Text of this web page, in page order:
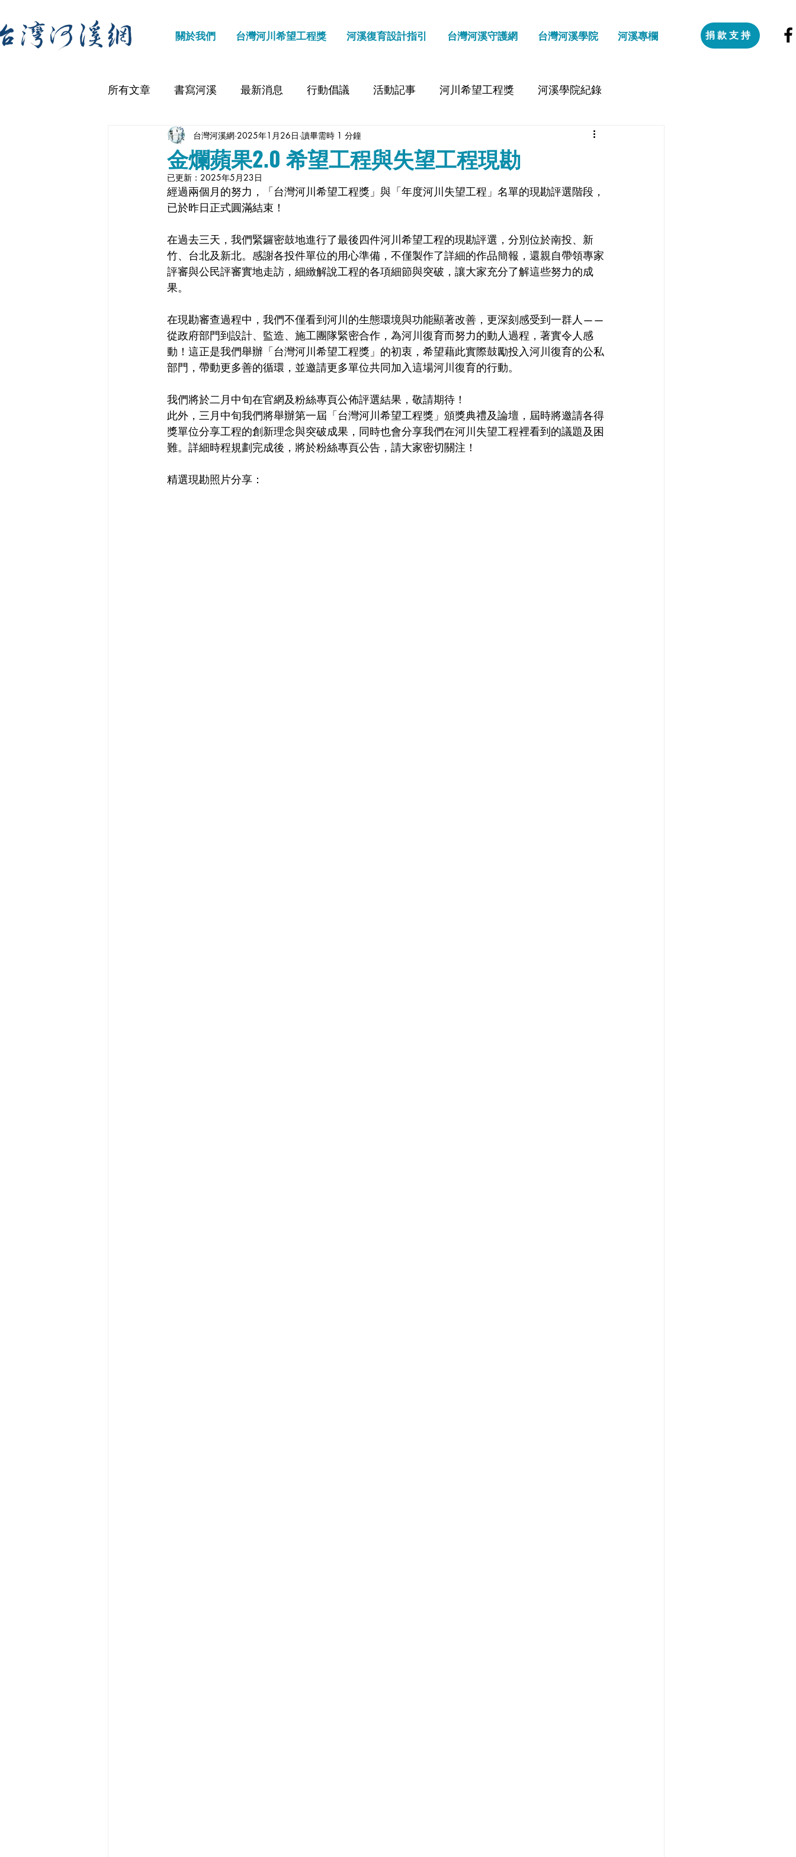
關於我們 台灣河川希望工程獎 河溪復育設計指引 台灣河溪守護網 台灣河溪學院 河溪專欄 捐款支持
所有文章 書寫河溪 最新消息 行動倡議 活動記事 河川希望工程獎 河溪學院紀錄
金爛蘋果2.0 希望工程與失望工程現勘
台灣河溪網 2025年1月26日 讀畢需時 1 分鐘
已更新： 2025年5月23日
經過兩個月的努力，「台灣河川希望工程獎」與「年度河川失望工程」名單的現勘評選階段，
已於昨日正式圓滿結束！
在過去三天，我們緊鑼密鼓地進行了最後四件河川希望工程的現勘評選，分別位於南投、新
竹、台北及新北。感謝各投件單位的用心準備，不僅製作了詳細的作品簡報，還親自帶領專家
評審與公民評審實地走訪，細緻解說工程的各項細節與突破，讓大家充分了解這些努力的成
果。
在現勘審查過程中，我們不僅看到河川的生態環境與功能顯著改善，更深刻感受到一群人——
從政府部門到設計、監造、施工團隊緊密合作，為河川復育而努力的動人過程，著實令人感
動！這正是我們舉辦「台灣河川希望工程獎」的初衷，希望藉此實際鼓勵投入河川復育的公私
部門，帶動更多善的循環，並邀請更多單位共同加入這場河川復育的行動。
我們將於二月中旬在官網及粉絲專頁公佈評選結果，敬請期待！
此外，三月中旬我們將舉辦第一屆「台灣河川希望工程獎」頒獎典禮及論壇，屆時將邀請各得
獎單位分享工程的創新理念與突破成果，同時也會分享我們在河川失望工程裡看到的議題及困
難。詳細時程規劃完成後，將於粉絲專頁公告，請大家密切關注！
精選現勘照片分享：